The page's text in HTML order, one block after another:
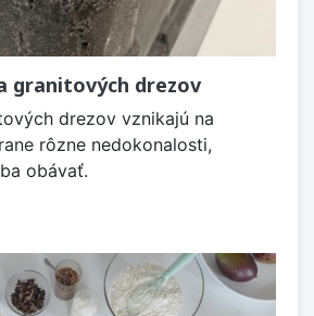
granitových drezov
drezov vznikajú na
rôzne nedokonalosti,
obávať.